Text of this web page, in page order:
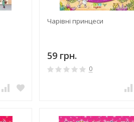
Чарівні принцеси
59 грн.
0